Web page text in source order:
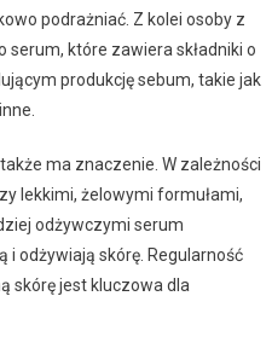
podrażniać. Z kolei osoby z
które zawiera składniki o
produkcję sebum, takie jak
ma znaczenie. W zależności
lekkimi, żelowymi formułami,
odżywczymi serum
i odżywiają skórę. Regularność
skórę jest kluczowa dla